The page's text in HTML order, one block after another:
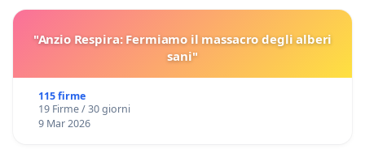
"Anzio Respira: Fermiamo il massacro degli alberi
sani"
115 firme
19 Firme / 30 giorni
9 Mar 2026